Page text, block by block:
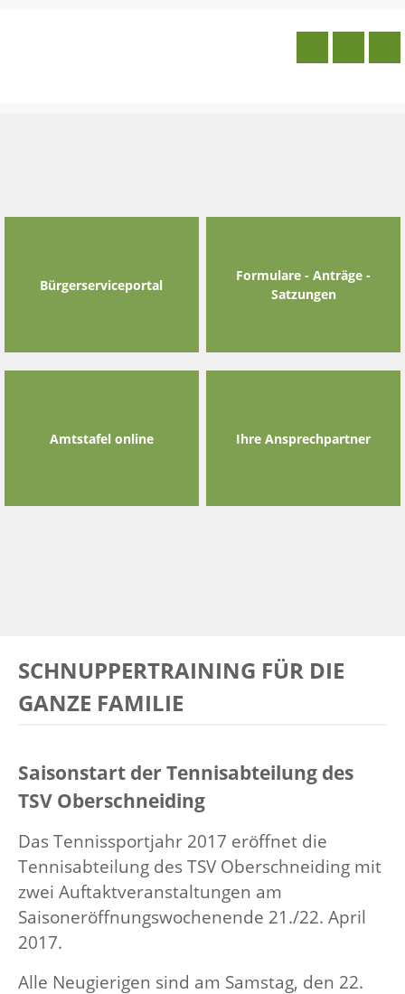
Bürgerserviceportal
Formulare - Anträge -
Satzungen
Amtstafel online Ihre Ansprechpartner
SCHNUPPERTRAINING FÜR DIE
GANZE FAMILIE
Saisonstart der Tennisabteilung des
TSV Oberschneiding
Das Tennissportjahr 2017 eröffnet die
Tennisabteilung des TSV Oberschneiding mit
zwei Auftaktveranstaltungen am
Saisoneröffnungswochenende 21./22. April
2017.
Alle Neugierigen sind am Samstag, den 22.